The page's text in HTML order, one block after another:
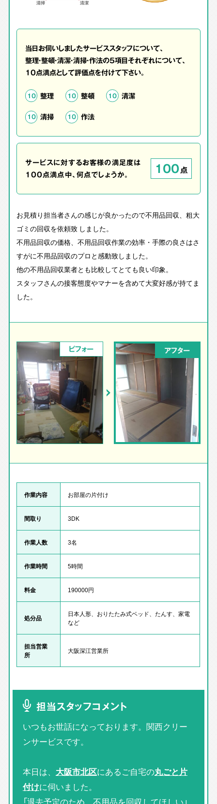
当日お伺いしましたサービススタッフについて、
整理・整頓・清潔・清掃・作法の5項目それぞれについて、
10点満点として評価点を付けて下さい。
10 整理 10 整頓 10 清潔
10 清掃 10 作法
サービスに対するお客様の満足度は
100点満点中、何点でしょうか。
100点
お見積り担当者さんの感じが良かったので不用品回収、粗大
ゴミの回収を依頼致 しました。
不用品回収の価格、不用品回収作業の効率・手際の良さはさ
すがに不用品回収のプロと感動致しました。
他の不用品回収業者とも比較してとても良い印象。
スタッフさんの接客態度やマナーを含めて大変好感が持てま
した。
ビフォー アフター
作業内容 お部屋の片付け
間取り 3DK
作業人数 3名
作業時間 5時間
料金 190000円
処分品
日本人形、おりたたみ式ベッド、たんす、家電
など
担当営業
所
大阪深江営業所
担当スタッフコメント
いつもお世話になっております。関西クリー
ンサービスです。
本日は、 大阪市北区にあるご自宅の丸ごと片
付けに伺いました。